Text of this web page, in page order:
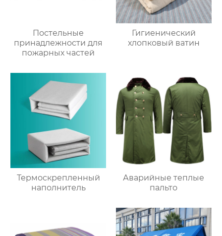
Постельные
принадлежности для
пожарных частей
Гигиенический
хлопковый ватин
Термоскрепленный
наполнитель
Аварийные теплые
пальто